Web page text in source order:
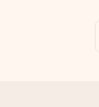
noch eines unserer
Geschenk die